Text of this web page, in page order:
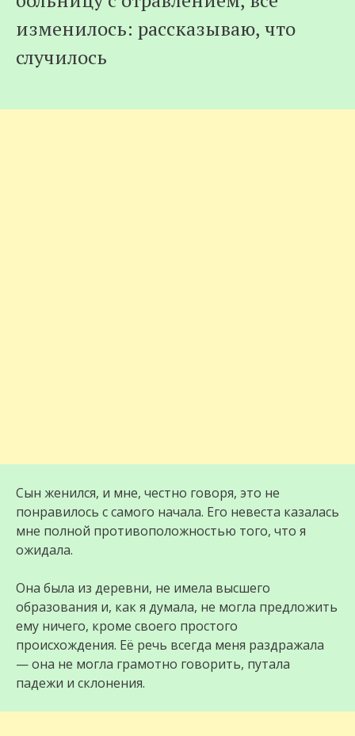
изменилось: рассказываю, что
случилось
Сын женился, и мне, честно говоря, это не
понравилось с самого начала. Его невеста казалась
мне полной противоположностью того, что я
ожидала.
Она была из деревни, не имела высшего
образования и, как я думала, не могла предложить
ему ничего, кроме своего простого
происхождения. Её речь всегда меня раздражала
— она не могла грамотно говорить, путала
падежи и склонения.